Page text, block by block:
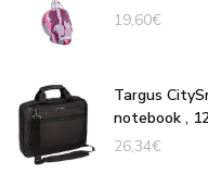
19,60€
Targus
notebook ,
26,34€